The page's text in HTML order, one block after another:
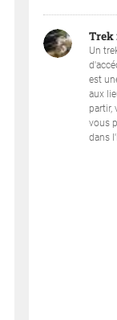
Trek
Un
est
aux
partir,
vous
dans